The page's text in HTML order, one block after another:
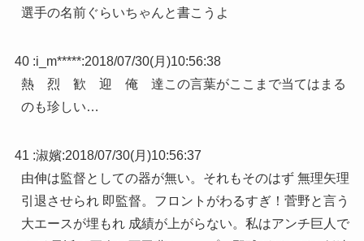
選手の名前ぐらいちゃんと書こうよ
40 :i_m*****:2018/07/30(月)10:56:38
熱 烈 歓 迎 俺 達この言葉がここまで当てはまる
のも珍しい…
41 :淑嬪:2018/07/30(月)10:56:37
由伸は監督としての器が無い。それもそのはず 無理矢理
引退させられ 即監督。フロントがわるすぎ！菅野と言う
大エースが埋もれ 成績が上がらない。私はアンチ巨人で